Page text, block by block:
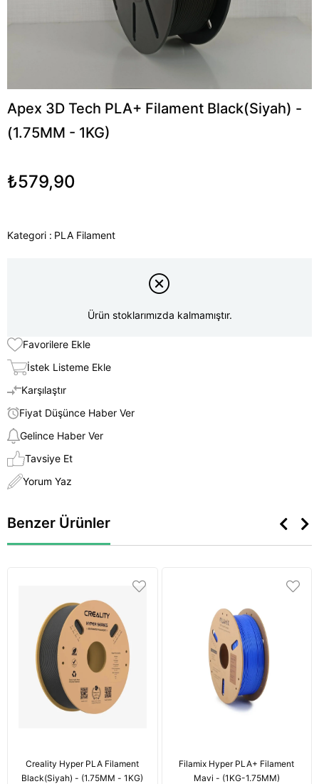
Apex 3D Tech PLA+ Filament Black(Siyah) -
(1.75MM - 1KG)
₺579,90
Kategori : PLA Filament
Ürün stoklarımızda kalmamıştır.
Favorilere Ekle
İstek Listeme Ekle
Karşılaştır
Fiyat Düşünce Haber Ver
Gelince Haber Ver
Tavsiye Et
Yorum Yaz
Benzer Ürünler
Creality Hyper PLA Filament
Black(Siyah) - (1.75MM - 1KG)
Filamix Hyper PLA+ Filament
Mavi - (1KG-1.75MM)